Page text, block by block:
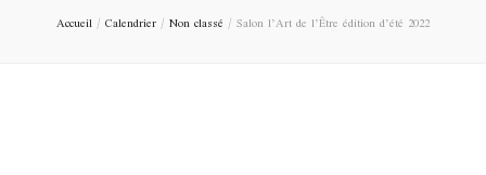
Accueil/ Calendrier/ Non classé / Salon l’Art de l’Être édition d’été 2022